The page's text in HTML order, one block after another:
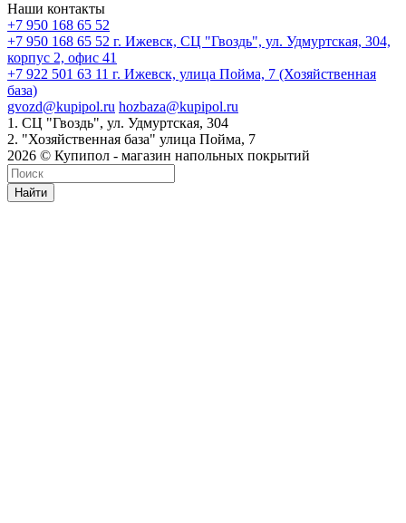
Наши контакты
+7 950 168 65 52
+7 950 168 65 52 г. Ижевск, СЦ "Гвоздь", ул. Удмуртская, 304,
корпус 2, офис 41
+7 922 501 63 11 г. Ижевск, улица Пойма, 7 (Хозяйственная
база)
gvozd@kupipol.ru hozbaza@kupipol.ru
1. СЦ "Гвоздь", ул. Удмуртская, 304
2. "Хозяйственная база" улица Пойма, 7
2026 © Купипол - магазин напольных покрытий
Найти